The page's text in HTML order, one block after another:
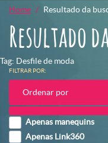
Home Resultado da
Resultado
Tag: Desfile de moda
FILTRAR POR:
Ordenar por
Apenas manequins
Apenas Link360